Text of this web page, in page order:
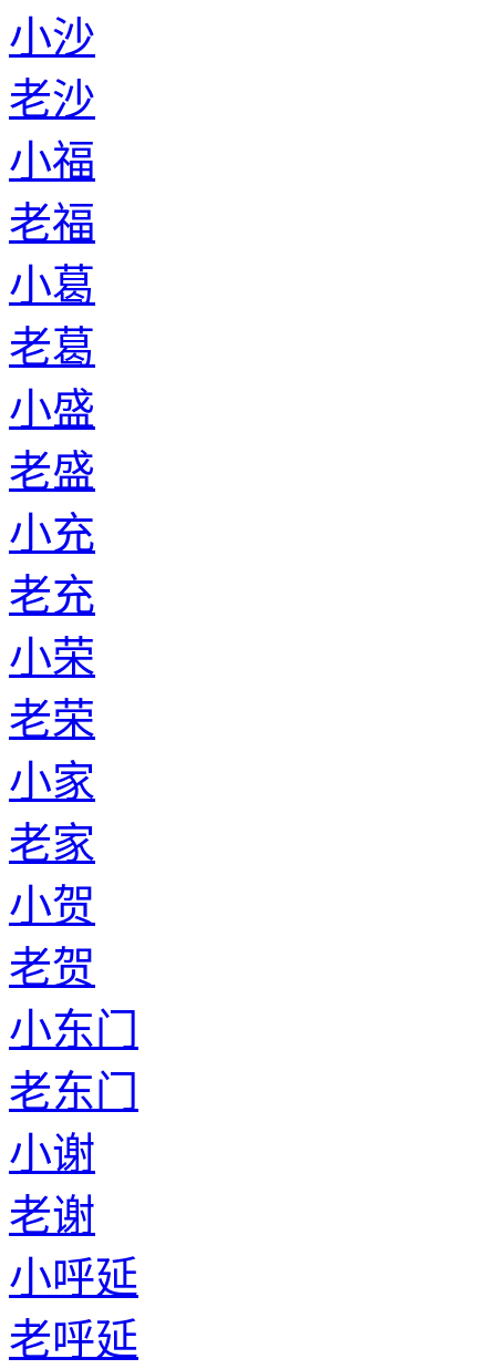
小沙
老沙
小福
老福
小葛
老葛
小盛
老盛
小充
老充
小荣
老荣
小家
老家
小贺
老贺
小东门
老东门
小谢
老谢
小呼延
老呼延